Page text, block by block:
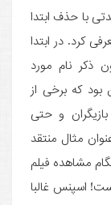
با حذف ابتدا
کرد. در ابتدا
ذکر نام مورد
که برخی از
و حتی
مثال منتقد
مشاهده فیلم
اسپنس غالبا